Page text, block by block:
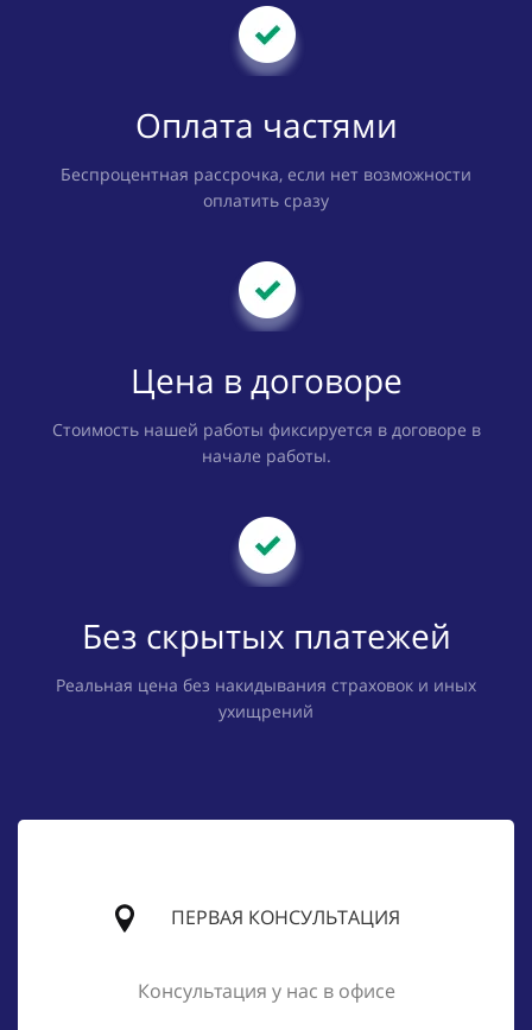
Оплата частями
Беспроцентная рассрочка, если нет возможности
оплатить сразу
Цена в договоре
Стоимость нашей работы фиксируется в договоре в
начале работы.
Без скрытых платежей
Реальная цена без накидывания страховок и иных
ухищрений
ПЕРВАЯ КОНСУЛЬТАЦИЯ
Консультация у нас в офисе